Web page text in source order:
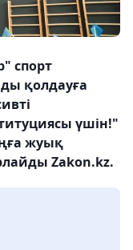
спорт
қолдауға
үшін!"
жуық
Zakon.kz.